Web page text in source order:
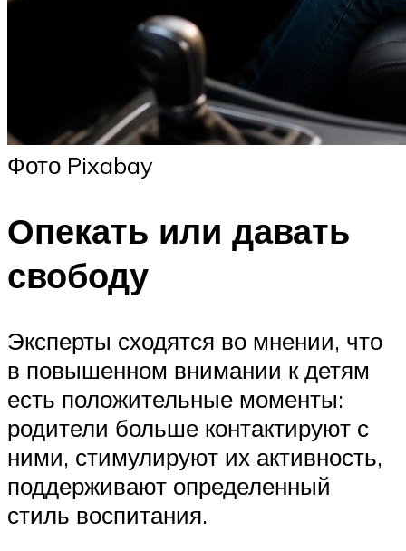
Фото Pixabay
Опекать или давать
свободу
Эксперты сходятся во мнении, что
в повышенном внимании к детям
есть положительные моменты:
родители больше контактируют с
ними, стимулируют их активность,
поддерживают определенный
стиль воспитания.